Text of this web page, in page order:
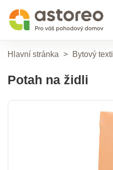
Hlavní stránka > Bytový textil
Potah na židli